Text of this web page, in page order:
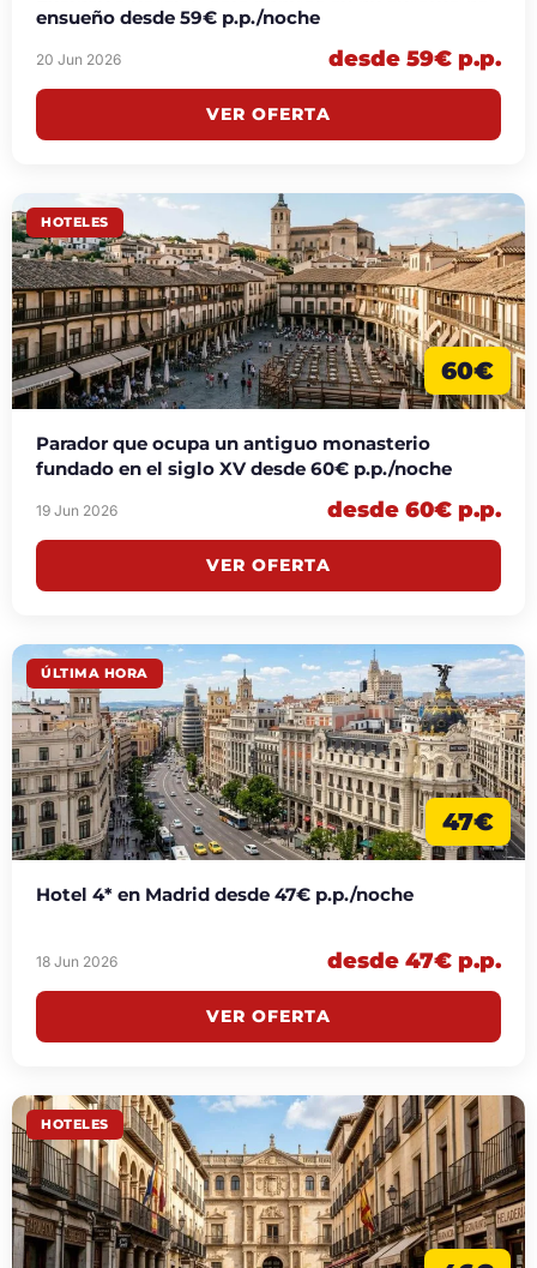
ensueño desde 59€ p.p./noche
20 Jun 2026 desde 59€ p.p.
VER OFERTA
HOTELES
60€
Parador que ocupa un antiguo monasterio
fundado en el siglo XV desde 60€ p.p./noche
19 Jun 2026 desde 60€ p.p.
VER OFERTA
ÚLTIMA HORA
47€
Hotel 4* en Madrid desde 47€ p.p./noche
18 Jun 2026 desde 47€ p.p.
VER OFERTA
HOTELES